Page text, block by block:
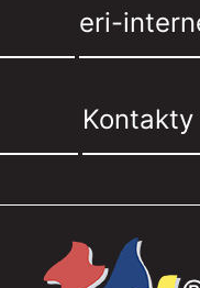
eri-
Kontakty